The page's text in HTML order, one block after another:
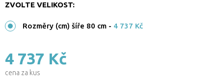
ZVOLTE VELIKOST:
Rozměry (cm) šíře 80 cm - 4 737 Kč
4 737 Kč
cena za kus